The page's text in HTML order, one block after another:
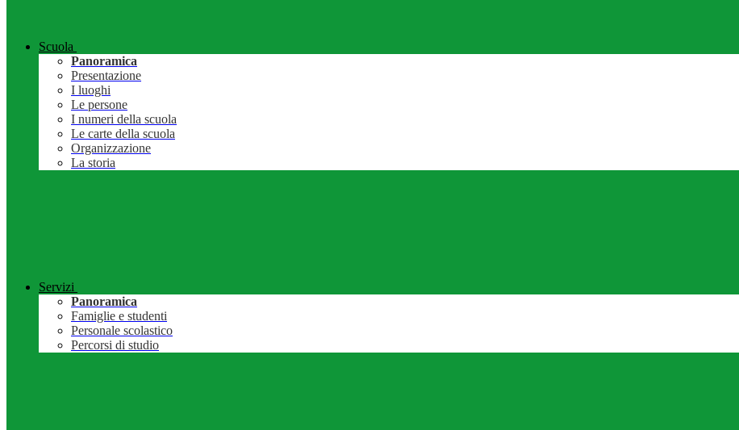
Scuola
Panoramica
Presentazione
I luoghi
Le persone
I numeri della scuola
Le carte della scuola
Organizzazione
La storia
Servizi
Panoramica
Famiglie e studenti
Personale scolastico
Percorsi di studio